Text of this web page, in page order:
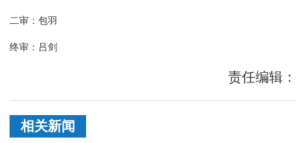
二审：包羽
终审：吕剑
责任编辑：
相关新闻